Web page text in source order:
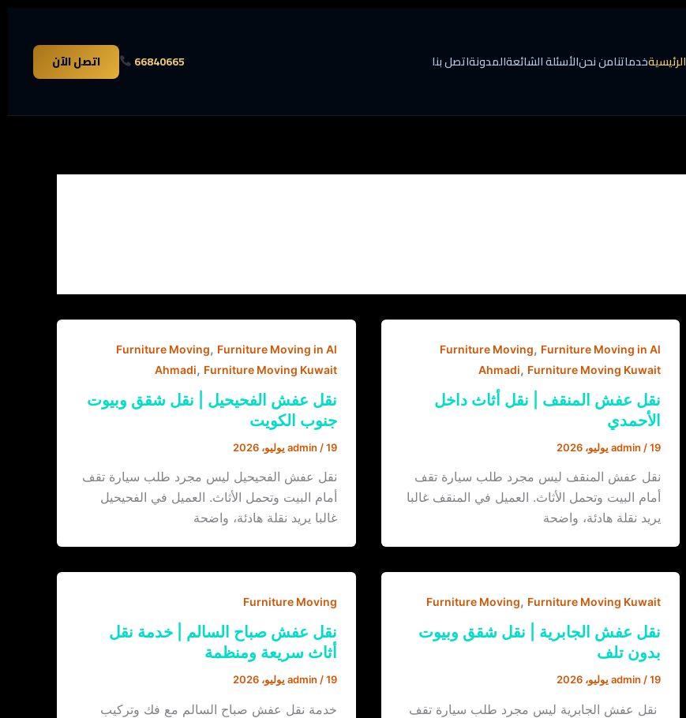
الرئيسيةخدماتنامن نحنالأسئلة الشائعةالمدونةاتصل بنا 66840665 اتصل الآن
Furniture Moving, Furniture Moving in Al
Ahmadi, Furniture Moving Kuwait
نقل عفش المنقف | نقل أثاث داخل
الأحمدي
admin /19 يوليو، 2026
نقل عفش المنقف ليس مجرد طلب سيارة تقف
أمام البيت وتحمل الأثاث. العميل في المنقف غالبا
يريد نقلة هادئة، واضحة
Furniture Moving, Furniture Moving in Al
Ahmadi, Furniture Moving Kuwait
نقل عفش الفحيحيل | نقل شقق وبيوت
جنوب الكويت
admin /19 يوليو، 2026
نقل عفش الفحيحيل ليس مجرد طلب سيارة تقف
أمام البيت وتحمل الأثاث. العميل في الفحيحيل
غالبا يريد نقلة هادئة، واضحة
Furniture Moving, Furniture Moving Kuwait
نقل عفش الجابرية | نقل شقق وبيوت
بدون تلف
admin /19 يوليو، 2026
نقل عفش الجابرية ليس مجرد طلب سيارة تقف
Furniture Moving
نقل عفش صباح السالم | خدمة نقل
أثاث سريعة ومنظمة
admin /19 يوليو، 2026
خدمة نقل عفش صباح السالم مع فك وتركيب